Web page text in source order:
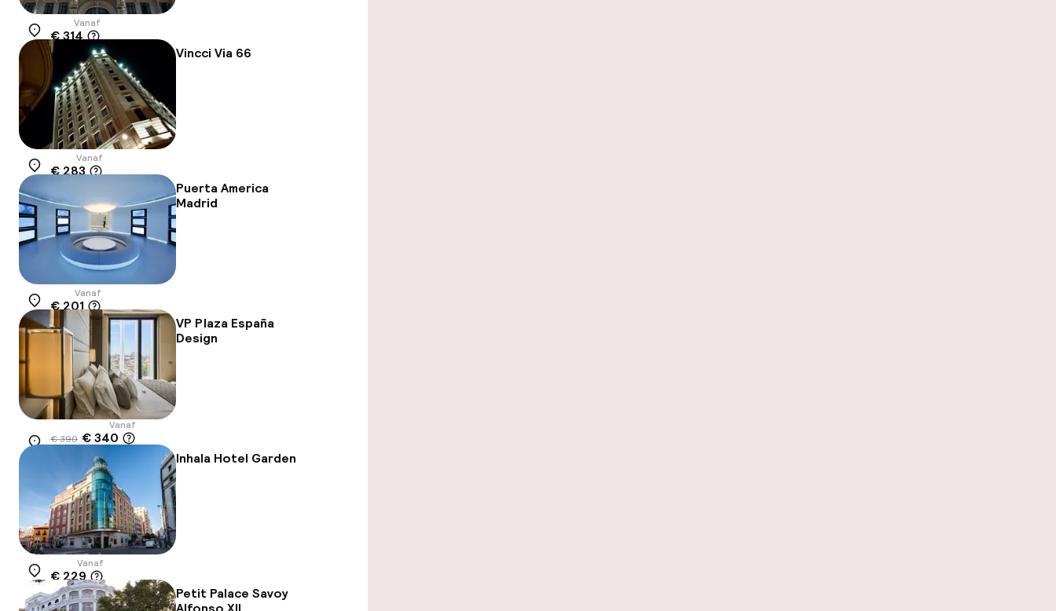
Locatie
Vanaf
€ 314
Vincci Via 66
Locatie
Vanaf
€ 283
Puerta America
Madrid
Locatie
Vanaf
€ 201
VP Plaza España
Design
Locatie
Vanaf
€ 390 € 340
Inhala Hotel Garden
Locatie
Vanaf
€ 229
Petit Palace Savoy